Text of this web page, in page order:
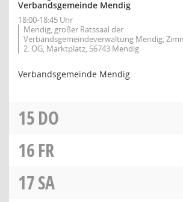
Verbandsgemeinde Mendig
18:00-18:45 Uhr
Mendig, großer Ratssaal der
Verbandsgemeindeverwaltung Mendig,
2. OG, Marktplatz, 56743 Mendig
Verbandsgemeinde Mendig
15DO
16FR
17SA